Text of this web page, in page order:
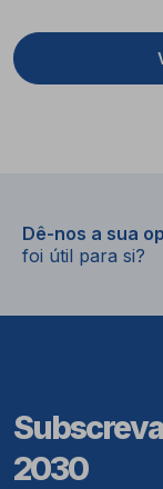
Dê-nos a sua
foi útil para si?
2030